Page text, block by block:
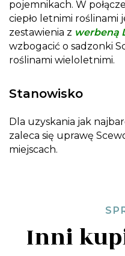
pojemnikach. W
ciepło letnimi roślinami
zestawienia z werbeną
wzbogacić o sadzonki
roślinami wieloletnimi.
Stanowisko
Dla uzyskania jak
zaleca się uprawę
miejscach.
Inni